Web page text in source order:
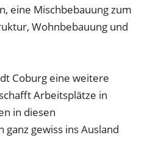
eine Mischbebauung zum
Wohnbebauung und
Coburg eine weitere
Arbeitsplätze in
in diesen
gewiss ins Ausland